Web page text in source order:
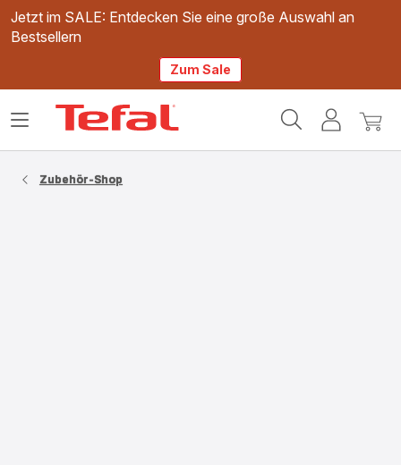
Jetzt im SALE: Entdecken Sie eine große Auswahl an
Bestsellern
Zum Sale
Mein
Mein
Das
Zubehör-Shop